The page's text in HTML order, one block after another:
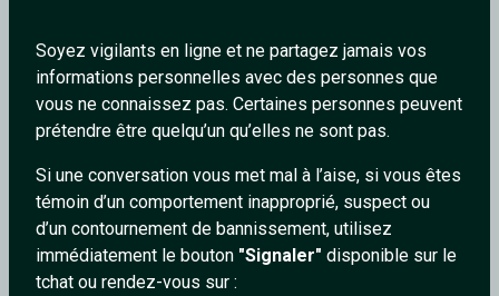
Soyez vigilants en ligne et ne partagez jamais vos
informations personnelles avec des personnes que
vous ne connaissez pas. Certaines personnes peuvent
prétendre être quelqu’un qu’elles ne sont pas.
Si une conversation vous met mal à l’aise, si vous êtes
témoin d’un comportement inapproprié, suspect ou
d’un contournement de bannissement, utilisez
immédiatement le bouton "Signaler" disponible sur le
tchat ou rendez-vous sur :
esme65 SiMohamed_alpha1
42 ans